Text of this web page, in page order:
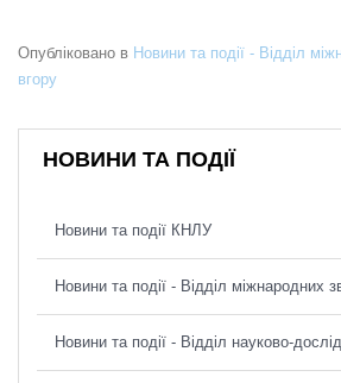
Опубліковано в Новини та події - Відділ
вгору
НОВИНИ ТА ПОДІЇ
Новини та події КНЛУ
Новини та події - Відділ міжнародних
Новини та події - Відділ науково-